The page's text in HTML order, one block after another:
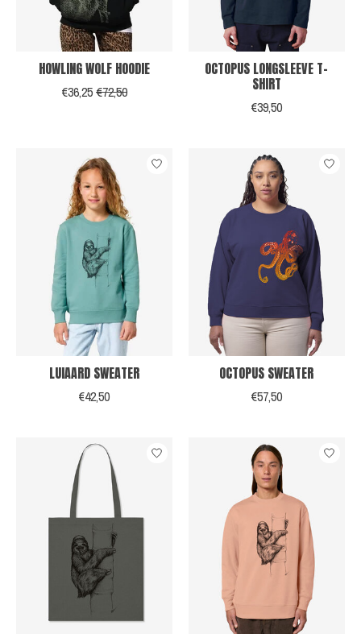
HOWLING WOLF HOODIE
€36,25€72,50
OCTOPUS LONGSLEEVE T-
SHIRT
€39,50
LUIAARD SWEATER
€42,50
OCTOPUS SWEATER
€57,50